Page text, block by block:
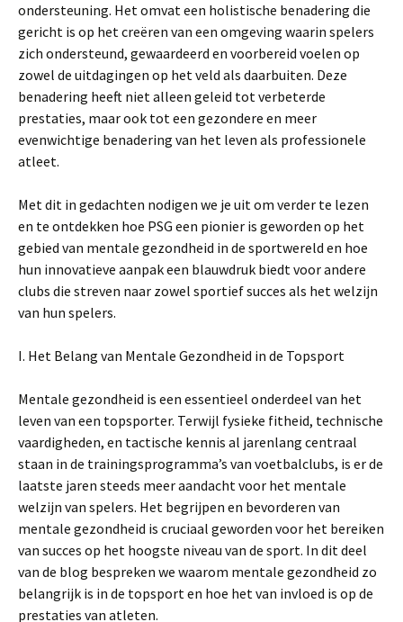
ondersteuning. Het omvat een holistische benadering die
gericht is op het creëren van een omgeving waarin spelers
zich ondersteund, gewaardeerd en voorbereid voelen op
zowel de uitdagingen op het veld als daarbuiten. Deze
benadering heeft niet alleen geleid tot verbeterde
prestaties, maar ook tot een gezondere en meer
evenwichtige benadering van het leven als professionele
atleet.
Met dit in gedachten nodigen we je uit om verder te lezen
en te ontdekken hoe PSG een pionier is geworden op het
gebied van mentale gezondheid in de sportwereld en hoe
hun innovatieve aanpak een blauwdruk biedt voor andere
clubs die streven naar zowel sportief succes als het welzijn
van hun spelers.
I. Het Belang van Mentale Gezondheid in de Topsport
Mentale gezondheid is een essentieel onderdeel van het
leven van een topsporter. Terwijl fysieke fitheid, technische
vaardigheden, en tactische kennis al jarenlang centraal
staan in de trainingsprogramma’s van voetbalclubs, is er de
laatste jaren steeds meer aandacht voor het mentale
welzijn van spelers. Het begrijpen en bevorderen van
mentale gezondheid is cruciaal geworden voor het bereiken
van succes op het hoogste niveau van de sport. In dit deel
van de blog bespreken we waarom mentale gezondheid zo
belangrijk is in de topsport en hoe het van invloed is op de
prestaties van atleten.